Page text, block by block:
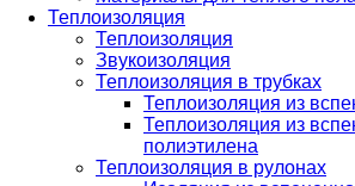
Теплоизоляция
Теплоизоляция
Звукоизоляция
Теплоизоляция в трубках
Теплоизоляция из
Теплоизоляция из
полиэтилена
Теплоизоляция в рулонах